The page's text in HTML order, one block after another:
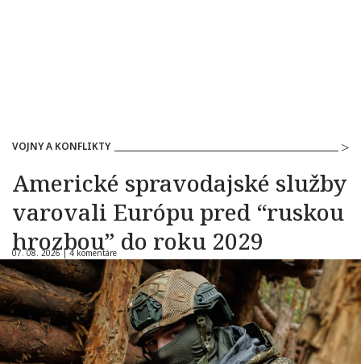
VOJNY A KONFLIKTY
Americké spravodajské služby
varovali Európu pred “ruskou
hrozbou” do roku 2029
07. 08. 2026 |4 komentáre